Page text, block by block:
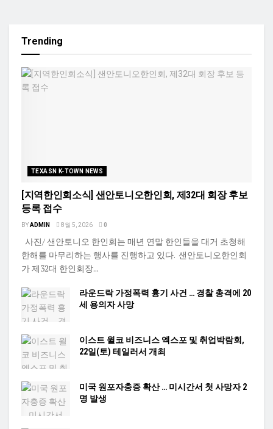
Trending
TEXASN K-TOWN NEWS
[지역한인회소식] 샌안토니오한인회, 제32대 회장 후보
등록 접수
BYADMIN 8월 5, 2026 0
사진/ 샌안토니오 한인회는 매년 연말 한인들을 대거 초청해
한해를 마무리하는 행사를 진행하고 있다. 샌안토니오한인회
가 제32대 한인회장...
라운드락 가정폭력 흉기 사건 … 경찰 총격에 20
세 용의자 사망
이스트 윌코 비즈니스 엑스포 및 취업박람회,
22일(토) 테일러서 개최
미국 원포자충증 확산 … 미시간서 첫 사망자 2
명 발생